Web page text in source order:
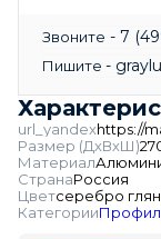
Звоните - 7
Пишите -
url_yandexhttps://
Размер (ДхВхШ)
Материал
СтранаРоссия
Цветсеребро
Категории